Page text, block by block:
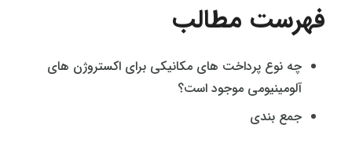
فهرست مطالب
چه نوع پرداخت های مکانیکی برای اکستروژن های
آلومینیومی موجود است؟
جمع بندی